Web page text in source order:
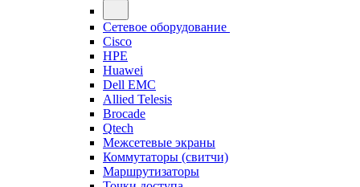
Сетевое оборудование
Cisco
HPE
Huawei
Dell EMC
Allied Telesis
Brocade
Qtech
Межсетевые экраны
Коммутаторы (свитчи)
Маршрутизаторы